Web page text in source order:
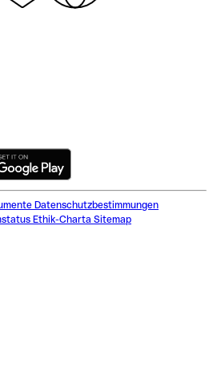
Datenschutzbestimmungen
Ethik-Charta Sitemap